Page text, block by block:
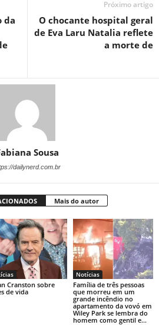
da
Próximo artigo
O chocante hospital geral
de Eva Laru Natalia reflete
a morte de
Sousa
dailynerd.com.br
Mais do autor
Cranston sobre
de vida
Notícias
Família de três pessoas
que morreu em um
grande incêndio no
apartamento da vovó em
Wiley Park se lembra do
homem como gentil e...